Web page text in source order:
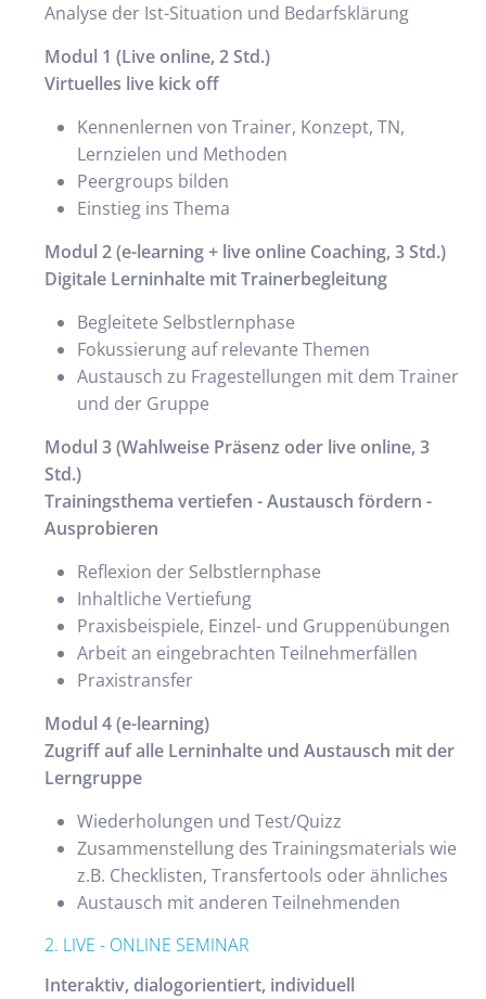
Analyse der Ist-Situation und Bedarfsklärung
Modul 1 (Live online, 2 Std.)
Virtuelles live kick off
Kennenlernen von Trainer, Konzept, TN,
Lernzielen und Methoden
Peergroups bilden
Einstieg ins Thema
Modul 2 (e-learning + live online Coaching, 3 Std.)
Digitale Lerninhalte mit Trainerbegleitung
Begleitete Selbstlernphase
Fokussierung auf relevante Themen
Austausch zu Fragestellungen mit dem Trainer
und der Gruppe
Modul 3 (Wahlweise Präsenz oder live online, 3
Std.)
Trainingsthema vertiefen - Austausch fördern -
Ausprobieren
Reflexion der Selbstlernphase
Inhaltliche Vertiefung
Praxisbeispiele, Einzel- und Gruppenübungen
Arbeit an eingebrachten Teilnehmerfällen
Praxistransfer
Modul 4 (e-learning)
Zugriff auf alle Lerninhalte und Austausch mit der
Lerngruppe
Wiederholungen und Test/Quizz
Zusammenstellung des Trainingsmaterials wie
z.B. Checklisten, Transfertools oder ähnliches
Austausch mit anderen Teilnehmenden
2. LIVE - ONLINE SEMINAR
Interaktiv, dialogorientiert, individuell